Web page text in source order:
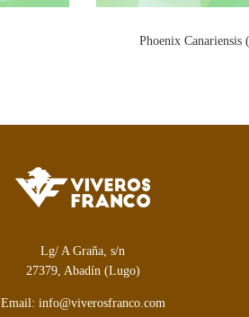
Phoenix Canariensis
Lg/ A Graña, s/n
27379, Abadín (Lugo)
Email: info@viverosfranco.com